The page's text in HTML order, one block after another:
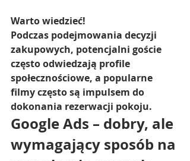
Warto wiedzieć!
Podczas podejmowania decyzji
zakupowych, potencjalni goście
często odwiedzają profile
społecznościowe, a popularne
filmy często są impulsem do
dokonania rezerwacji pokoju.
Google Ads – dobry, ale
wymagający sposób na